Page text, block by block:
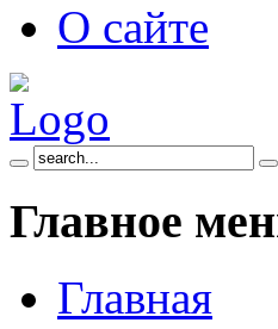
О сайте
Главное
Главная